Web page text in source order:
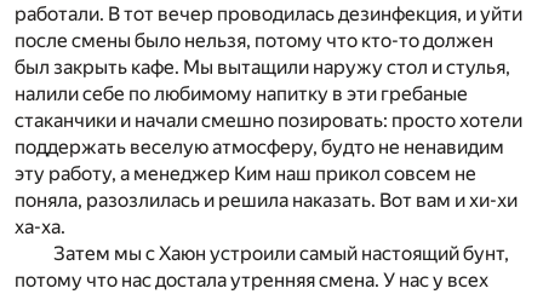
работали. В тот вечер проводилась дезинфекция, и уйти
после смены было нельзя, потому что кто-то должен
был закрыть кафе. Мы вытащили наружу стол и стулья,
налили себе по любимому напитку в эти гребаные
стаканчики и начали смешно позировать: просто хотели
поддержать веселую атмосферу, будто не ненавидим
эту работу, а менеджер Ким наш прикол совсем не
поняла, разозлилась и решила наказать. Вот вам и хи-хи
ха-ха.
Затем мы с Хаюн устроили самый настоящий бунт,
потому что нас достала утренняя смена. У нас у всех